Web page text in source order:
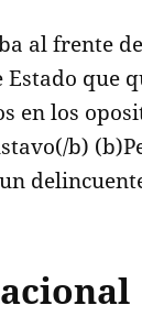
al frente
que
en los
b)